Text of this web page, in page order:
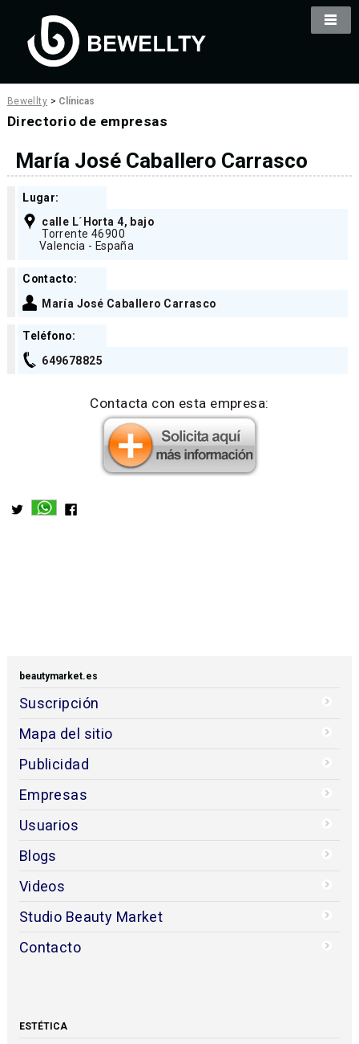
Bewellty > Clínicas
Directorio de empresas
María José Caballero Carrasco
Lugar:
calle L´Horta 4, bajo
Torrente 46900
Valencia - España
Contacto:
María José Caballero Carrasco
Teléfono:
649678825
Contacta con esta empresa:
beautymarket.es
Suscripción
Mapa del sitio
Publicidad
Empresas
Usuarios
Blogs
Videos
Studio Beauty Market
Contacto
ESTÉTICA